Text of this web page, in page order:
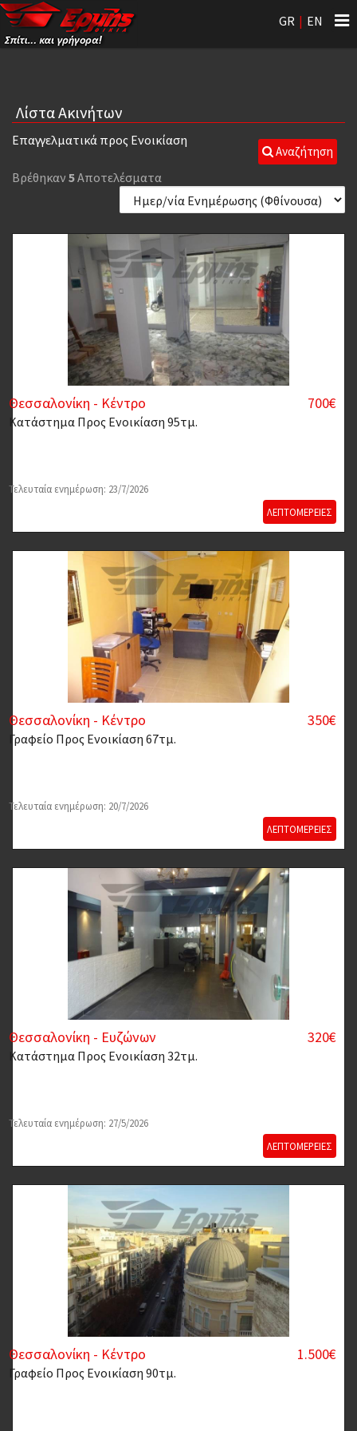
GR | EN
Λίστα Ακινήτων
Αναζήτηση
Επαγγελματικά προς Ενοικίαση
Βρέθηκαν 5Αποτελέσματα
Θεσσαλονίκη - Κέντρο 700€
Κατάστημα Προς Ενοικίαση 95τμ.
Τελευταία ενημέρωση: 23/7/2026
ΛΕΠΤΟΜΕΡΕΙΕΣ
Θεσσαλονίκη - Κέντρο 350€
Γραφείο Προς Ενοικίαση 67τμ.
Τελευταία ενημέρωση: 20/7/2026
ΛΕΠΤΟΜΕΡΕΙΕΣ
Θεσσαλονίκη - Ευζώνων 320€
Κατάστημα Προς Ενοικίαση 32τμ.
Τελευταία ενημέρωση: 27/5/2026
ΛΕΠΤΟΜΕΡΕΙΕΣ
Θεσσαλονίκη - Κέντρο 1.500€
Γραφείο Προς Ενοικίαση 90τμ.